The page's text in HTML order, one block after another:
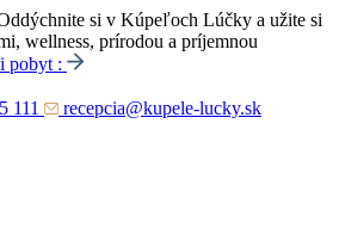
si v Kúpeľoch Lúčky a užite si
wellness, prírodou a príjemnou
pobyt :
111
recepcia@kupele-lucky.sk